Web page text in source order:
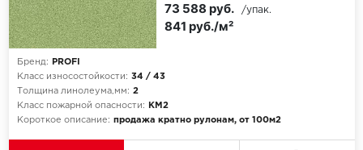
Бренд:
PROFI
Класс износостойкости: 34 / 43
Толщина линолеума,мм: 2
Класс пожарной опасности:
КМ2
Короткое описание: продажа кратно рулонам, от 100м2
841 руб./м²
73 588 руб. /упак.